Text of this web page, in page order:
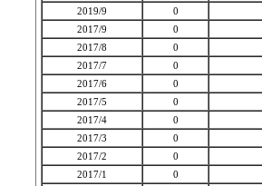
2019/9
0
2017/9
0
2017/8
0
2017/7
0
2017/6
0
2017/5
0
2017/4
0
2017/3
0
2017/2
0
2017/1
0